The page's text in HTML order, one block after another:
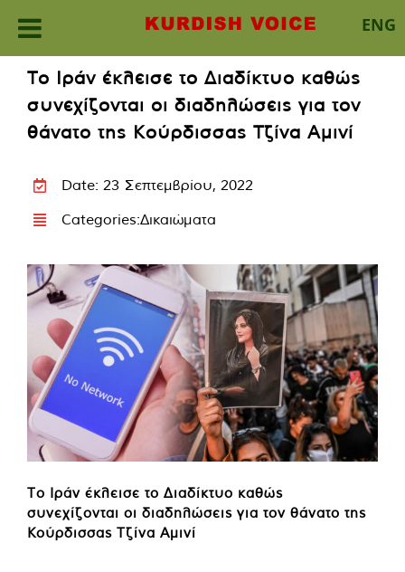
ENG
content
Το Ιράν έκλεισε το Διαδίκτυο καθώς
συνεχίζονται οι διαδηλώσεις για τον
θάνατο της Κούρδισσας Τζίνα Αμινί
Date: 23 Σεπτεμβρίου, 2022
Categories:Δικαιώματα
Το Ιράν έκλεισε το Διαδίκτυο καθώς
συνεχίζονται οι διαδηλώσεις για τον θάνατο της
Κούρδισσας Τζίνα Αμινί